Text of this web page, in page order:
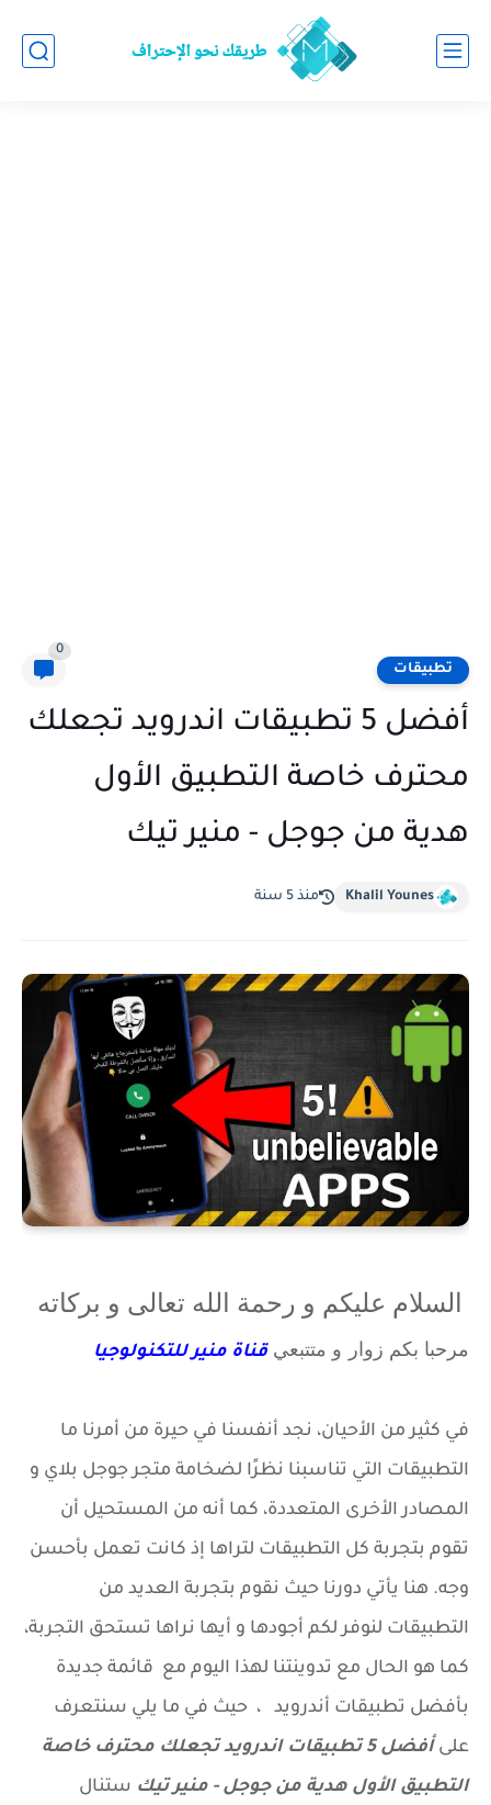
تطبيقات
0
أفضل 5 تطبيقات اندرويد تجعلك
محترف خاصة التطبيق الأول
هدية من جوجل - منير تيك
Khalil Younes منذ 5 سنة
السلام عليكم و رحمة الله تعالى و بركاته
مرحبا بكم زوار و متتبعي قناة منير للتكنولوجيا
في كثير من الأحيان، نجد أنفسنا في حيرة من أمرنا ما
التطبيقات التي تناسبنا نظرًا لضخامة متجر جوجل بلاي و
المصادر الأخرى المتعددة، كما أنه من المستحيل أن
تقوم بتجربة كل التطبيقات لتراها إذ كانت تعمل بأحسن
وجه. هنا يأتي دورنا حيث نقوم بتجربة العديد من
التطبيقات لنوفر لكم أجودها و أيها نراها تستحق التجربة،
كما هو الحال مع تدوينتنا لهذا اليوم مع قائمة جديدة
بأفضل تطبيقات أندرويد ، حيث في ما يلي سنتعرف
على
أفضل 5 تطبيقات اندرويد تجعلك محترف خاصة
التطبيق الأول هدية من جوجل - منير تيك ستنال